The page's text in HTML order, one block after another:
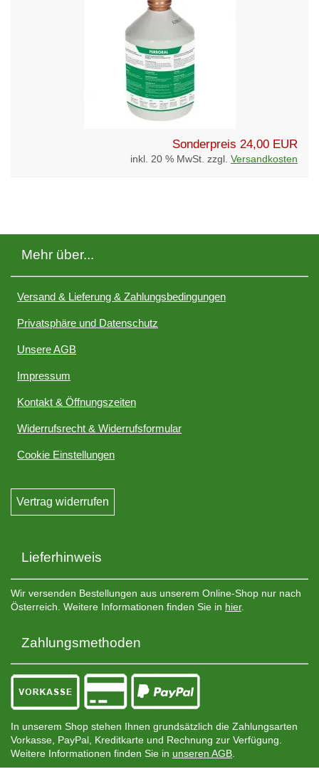
Sonderpreis 24,00 EUR
inkl. 20 % MwSt. zzgl. Versandkosten
Mehr über...
Versand & Lieferung & Zahlungsbedingungen
Privatsphäre und Datenschutz
Unsere AGB
Impressum
Kontakt & Öffnungszeiten
Widerrufsrecht & Widerrufsformular
Cookie Einstellungen
Vertrag widerrufen
Lieferhinweis
Wir versenden Bestellungen aus unserem Online-Shop nur nach
Österreich. Weitere Informationen finden Sie in hier.
Zahlungsmethoden
In unserem Shop stehen Ihnen grundsätzlich die Zahlungsarten
Vorkasse, PayPal, Kreditkarte und Rechnung zur Verfügung.
Weitere Informationen finden Sie in unseren AGB